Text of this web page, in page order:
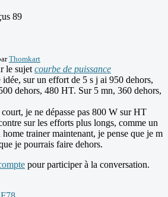
89
Thomkart
le sujet courbe de puissance
sur un effort de 5 s j ai 950 dehors,
dehors, 480 HT. Sur 5 mn, 360 dehors,
je ne dépasse pas 800 W sur HT
sur les efforts plus longs, comme un
trainer maintenant, je pense que je m
je pourrais faire dehors.
pour participer à la conversation.